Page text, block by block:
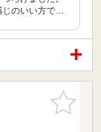
のいい方で…
お気に入
りに追加